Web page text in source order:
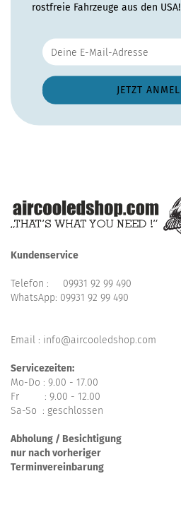
rostfreie Fahrzeuge aus den USA!
Kundenservice
Telefon : 09931 92 99 490
WhatsApp: 09931 92 99 490
Email : info@aircooledshop.com
Servicezeiten:
Mo-Do : 9.00 - 17.00
Fr : 9.00 - 12.00
Sa-So : geschlossen
Abholung / Besichtigung
nur nach vorheriger
Terminvereinbarung